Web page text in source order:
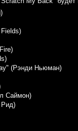
(Рэнди Ньюман)
Саймон)
Рид)